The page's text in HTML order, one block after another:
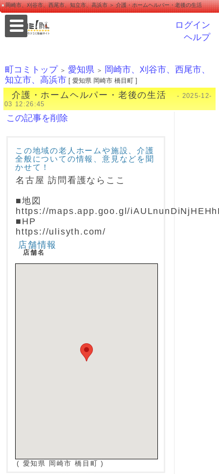
岡崎市、刈谷市、西尾市、知立市、高浜市 ＞ 介護・ホームヘルパー・老後の生活
ログイン
ヘルプ
町コミトップ ＞ 愛知県 ＞
岡崎市、刈谷市、西尾市、
知立市、高浜市 [ 愛知県 岡崎市 橋目町 ]
介護・ホームヘルパー・老後の生活
- 2025-12-
03 12:26:45
この記事を削除
この地域の老人ホームや施設、介護
全般についての情報、意見などを聞
かせて！
名古屋 訪問看護ならここ
■地図
https://maps.app.goo.gl/
■HP
https://ulisyth.com/
店舗情報
店舗名
( 愛知県 岡崎市 橋目町 )